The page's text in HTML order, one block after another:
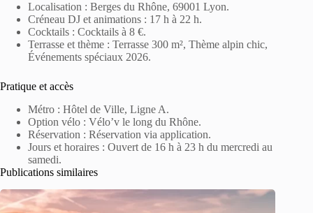
Localisation : Berges du Rhône, 69001 Lyon.
Créneau DJ et animations : 17 h à 22 h.
Cocktails : Cocktails à 8 €.
Terrasse et thème : Terrasse 300 m², Thème alpin chic,
Événements spéciaux 2026.
Pratique et accès
Métro : Hôtel de Ville, Ligne A.
Option vélo : Vélo’v le long du Rhône.
Réservation : Réservation via application.
Jours et horaires : Ouvert de 16 h à 23 h du mercredi au
samedi.
Publications similaires